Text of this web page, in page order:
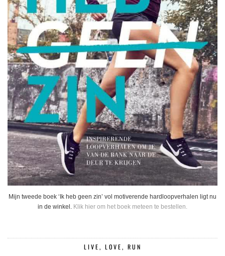
Mijn tweede boek ‘Ik heb geen zin’ vol motiverende hardloopverhalen ligt nu
in de winkel. Klik hier om het boek meteen te bestellen.
LIVE, LOVE, RUN